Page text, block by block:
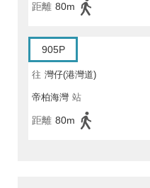
距離 80m
905P
往 灣仔(港灣道)
帝柏海灣 站
距離 80m